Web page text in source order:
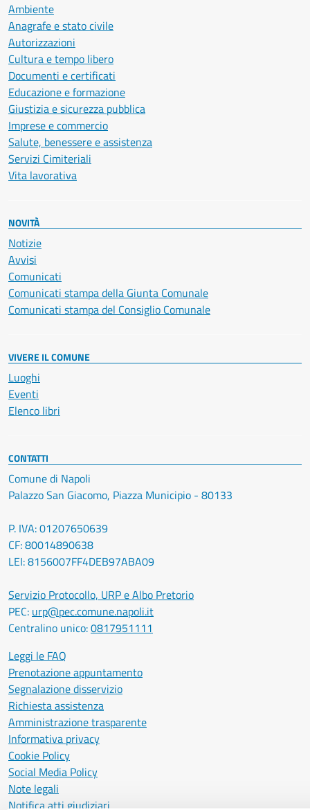
Ambiente
Anagrafe e stato civile
Autorizzazioni
Cultura e tempo libero
Documenti e certificati
Educazione e formazione
Giustizia e sicurezza pubblica
Imprese e commercio
Salute, benessere e assistenza
Servizi Cimiteriali
Vita lavorativa
NOVITÀ
Notizie
Avvisi
Comunicati
Comunicati stampa della Giunta Comunale
Comunicati stampa del Consiglio Comunale
VIVERE IL COMUNE
Luoghi
Eventi
Elenco libri
CONTATTI
Comune di Napoli
Palazzo San Giacomo, Piazza Municipio - 80133
P. IVA: 01207650639
CF: 80014890638
LEI: 8156007FF4DEB97ABA09
Servizio Protocollo, URP e Albo Pretorio
PEC: urp@pec.comune.napoli.it
Centralino unico:0817951111
Leggi le FAQ
Prenotazione appuntamento
Segnalazione disservizio
Richiesta assistenza
Amministrazione trasparente
Informativa privacy
Cookie Policy
Social Media Policy
Note legali
Notifica atti giudiziari